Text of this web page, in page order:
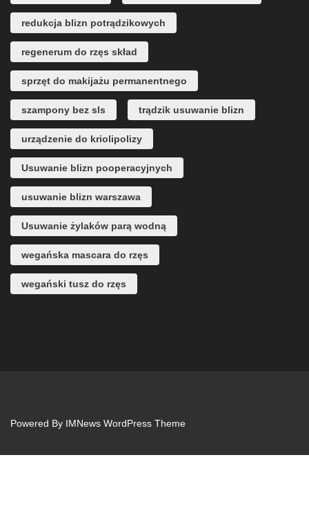
redukcja blizn potrądzikowych
regenerum do rzęs skład
sprzęt do makijażu permanentnego
szampony bez sls trądzik usuwanie blizn
urządzenie do kriolipolizy
Usuwanie blizn pooperacyjnych
usuwanie blizn warszawa
Usuwanie żylaków parą wodną
wegańska mascara do rzęs
wegański tusz do rzęs
Powered By IMNews WordPress Theme